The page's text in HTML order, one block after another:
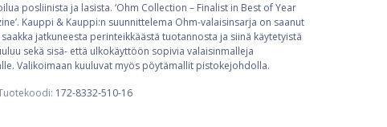
posliinista ja lasista. ‘Ohm Collection – Finalist in Best of Year
Kauppi & Kauppi:n suunnittelema Ohm-valaisinsarja on saanut
jatkuneesta perinteikkäästä tuotannosta ja siinä käytetyistä
sekä sisä- että ulkokäyttöön sopivia valaisinmalleja
Valikoimaan kuuluvat myös pöytämallit pistokejohdolla.
172-8332-510-16